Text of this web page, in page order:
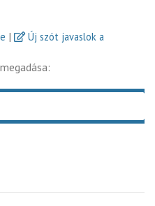
|
Új szót javaslok a